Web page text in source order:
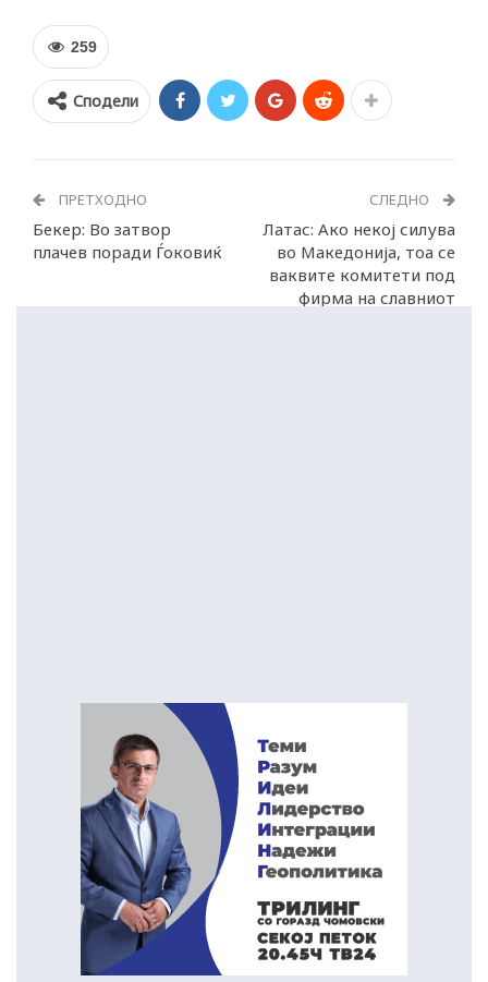
259
Сподели
ПРЕТХОДНО
Бекер: Во затвор
плачев поради Ѓоковиќ
СЛЕДНО
Латас: Ако некој силува
во Македонија, тоа се
ваквите комитети под
фирма на славниот